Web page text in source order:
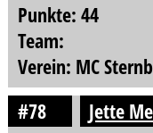
Punkte: 44
Team:
Verein: MC
#78
Jette